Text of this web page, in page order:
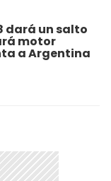
dará un salto
motor
a Argentina